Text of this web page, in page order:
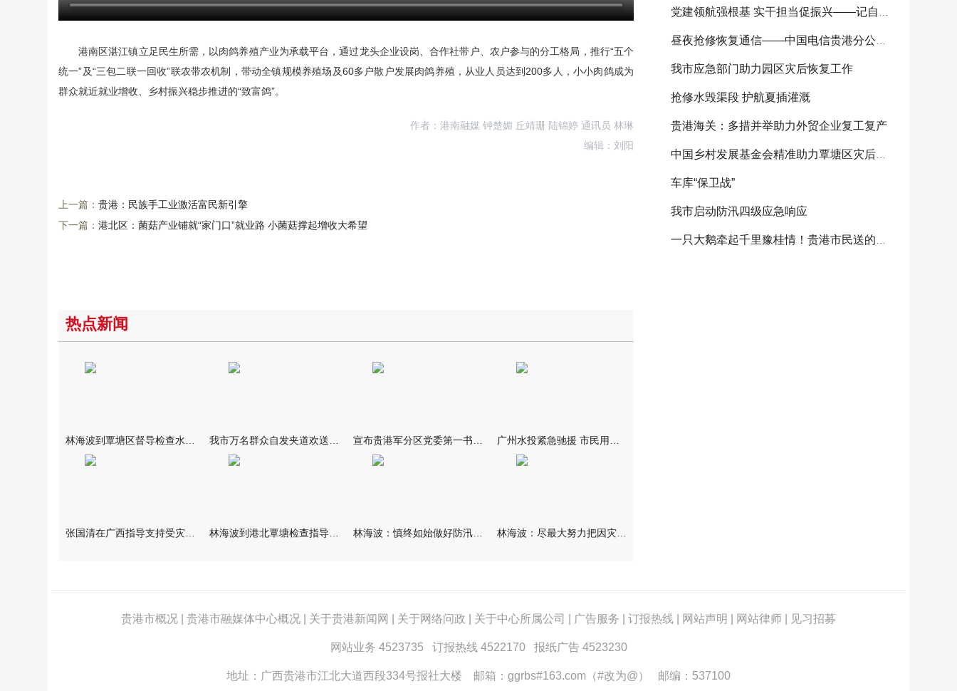
港南区湛江镇立足民生所需，以肉鸽养殖产业为承载平台，通过龙头企业设岗、合作社带户、农户参与的分工格局，推行“五个
统一”及“三包二联一回收”联农带农机制，带动全镇规模养殖场及60多户散户发展肉鸽养殖，从业人员达到200多人，小小肉鸽成为
群众就近就业增收、乡村振兴稳步推进的“致富鸽”。
作者：港南融媒 钟楚媚 丘靖珊 陆锦婷 通讯员 林琳
编辑：刘阳
上一篇： 贵港：民族手工业激活富民新引擎
下一篇： 港北区：菌菇产业铺就“家门口”就业路 小菌菇撑起增收大希望
热点新闻
我市应急部门助力园区灾后恢复工作
抢修水毁渠段 护航夏插灌溉
贵港海关：多措并举助力外贸企业复工复产
车库“保卫战”
我市启动防汛四级应急响应
贵港市概况 贵港市融媒体中心概况 关于贵港新闻网 关于网络问政 关于中心所属公司 广告服务 订报热线 网站声明 网站律师 见习招募
网站业务 4523735 订报热线 4522170 报纸广告 4523230
地址：广西贵港市江北大道西段334号报社大楼 邮箱：ggrbs#163.com（#改为@） 邮编：537100